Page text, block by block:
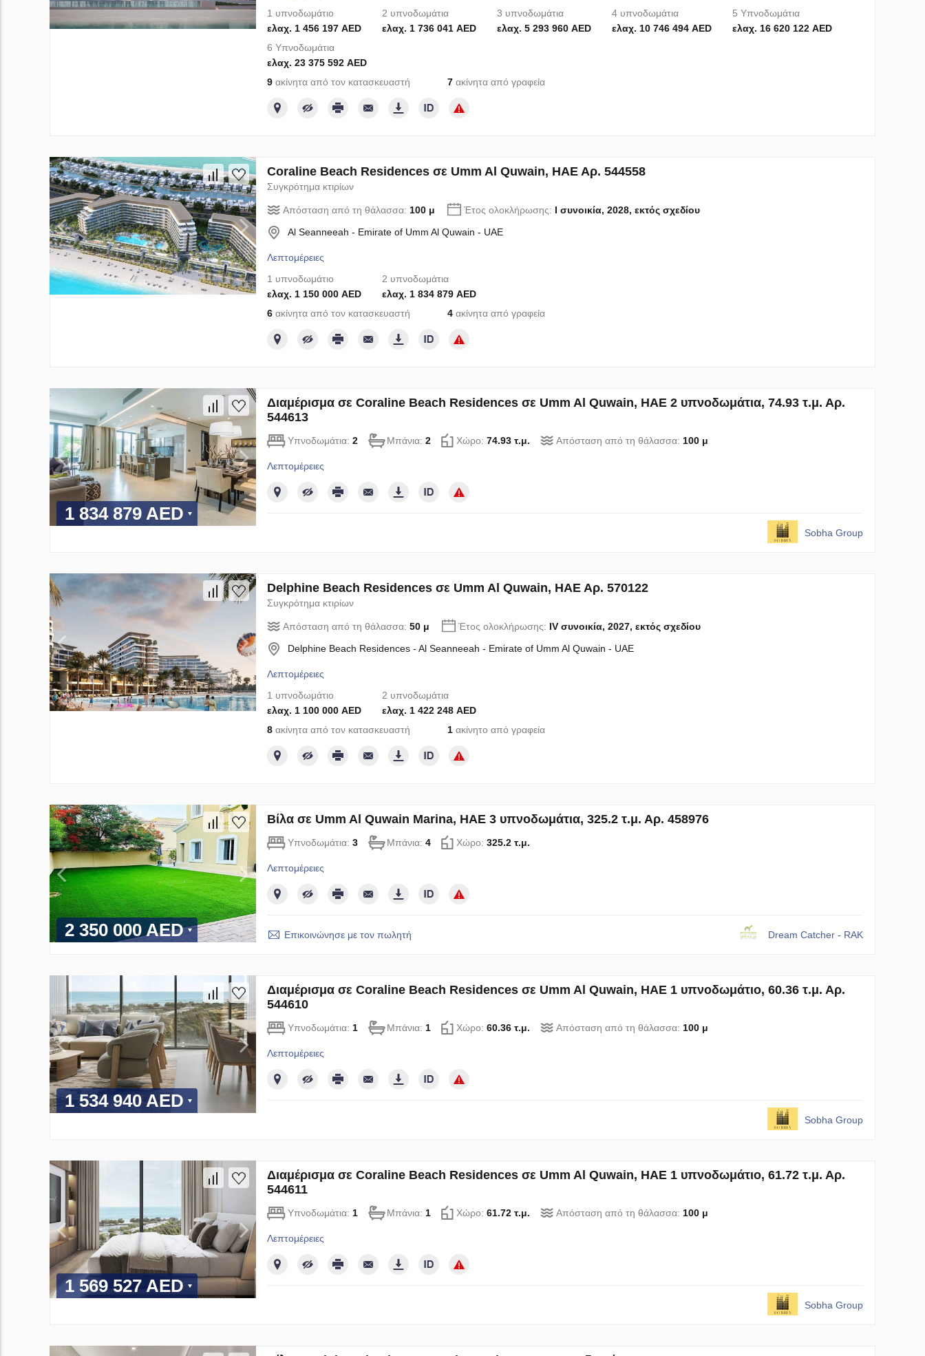
1 υπνοδωμάτιο
ελαχ. 1 456 197 AED
2 υπνοδωμάτια
ελαχ. 1 736 041 AED
3 υπνοδωμάτια
ελαχ. 5 293 960 AED
4 υπνοδωμάτια
ελαχ. 10 746 494 AED
5 Υπνοδωμάτια
ελαχ. 16 620 122 AED
6 Υπνοδωμάτια
ελαχ. 23 375 592 AED
9ακίνητα από τον κατασκευαστή 7ακίνητα από γραφεία
Coraline Beach Residences σε Umm Al Quwain, ΗΑΕ Αρ. 544558
Συγκρότημα κτιρίων
Απόσταση από τη θάλασσα: 100 μ Έτος ολοκλήρωσης: I συνοικία, 2028, εκτός σχεδίου
Al Seanneeah - Emirate of Umm Al Quwain - UAE
Λεπτομέρειες
1 υπνοδωμάτιο
ελαχ. 1 150 000 AED
2 υπνοδωμάτια
ελαχ. 1 834 879 AED
6ακίνητα από τον κατασκευαστή 4ακίνητα από γραφεία
1 834 879 AED
Διαμέρισμα σε Coraline Beach Residences σε Umm Al Quwain, ΗΑΕ 2 υπνοδωμάτια, 74.93 τ.μ. Αρ.
544613
Υπνοδωμάτια: 2 Μπάνια: 2 Χώρο: 74.93 τ.μ. Απόσταση από τη θάλασσα: 100 μ
Λεπτομέρειες
Sobha Group
Delphine Beach Residences σε Umm Al Quwain, ΗΑΕ Αρ. 570122
Συγκρότημα κτιρίων
Απόσταση από τη θάλασσα: 50 μ Έτος ολοκλήρωσης: IV συνοικία, 2027, εκτός σχεδίου
Delphine Beach Residences - Al Seanneeah - Emirate of Umm Al Quwain - UAE
Λεπτομέρειες
1 υπνοδωμάτιο
ελαχ. 1 100 000 AED
2 υπνοδωμάτια
ελαχ. 1 422 248 AED
8ακίνητα από τον κατασκευαστή 1ακίνητο από γραφεία
2 350 000 AED
Βίλα σε Umm Al Quwain Marina, ΗΑΕ 3 υπνοδωμάτια, 325.2 τ.μ. Αρ. 458976
Υπνοδωμάτια: 3 Μπάνια: 4 Χώρο: 325.2 τ.μ.
Λεπτομέρειες
Επικοινώνησε με τον πωλητή Dream Catcher - RAK
1 534 940 AED
Διαμέρισμα σε Coraline Beach Residences σε Umm Al Quwain, ΗΑΕ 1 υπνοδωμάτιο, 60.36 τ.μ. Αρ.
544610
Υπνοδωμάτια: 1 Μπάνια: 1 Χώρο: 60.36 τ.μ. Απόσταση από τη θάλασσα: 100 μ
Λεπτομέρειες
Sobha Group
1 569 527 AED
Διαμέρισμα σε Coraline Beach Residences σε Umm Al Quwain, ΗΑΕ 1 υπνοδωμάτιο, 61.72 τ.μ. Αρ.
544611
Υπνοδωμάτια: 1 Μπάνια: 1 Χώρο: 61.72 τ.μ. Απόσταση από τη θάλασσα: 100 μ
Λεπτομέρειες
Sobha Group